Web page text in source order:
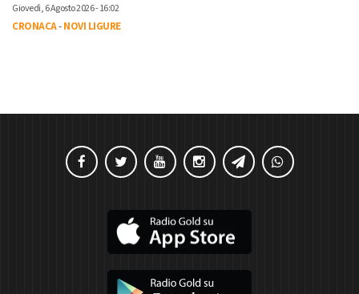
Giovedì, 6 Agosto 2026 - 16:02
CRONACA-NOVI LIGURE